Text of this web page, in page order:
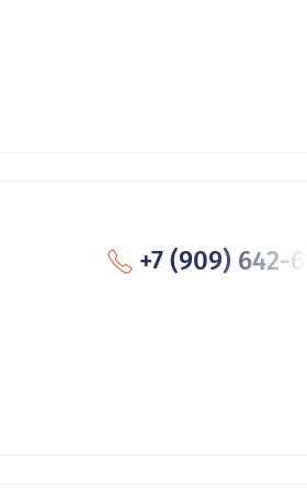
+7 (909) 642-